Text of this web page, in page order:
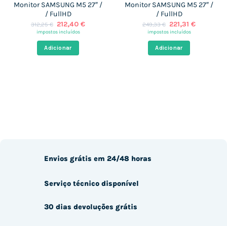
Monitor SAMSUNG M5 27″ /
/ FullHD
312,25€ O
preço
era:
312,25 €.
212,40€O
impostos incluídos
Adicionar
Monitor SAMSUNG M5 27″ /
/ FullHD
249,33€ O
preço
era:
249,33 €.
221,31€O
impostos incluídos
Adicionar
Envios grátis em 24/48 horas
Serviço técnico disponível
30 dias devoluções grátis